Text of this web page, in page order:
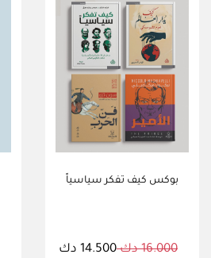
بوكس كيف تفكر سياسياً
16.000 دك 14.500 دك